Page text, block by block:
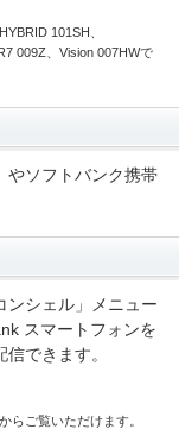
101SH、
009Z、Vision 007HWで
やソフトバンク携帯
ンシェル」メニュー
スマートフォンを
できます。
からご覧いただけます。